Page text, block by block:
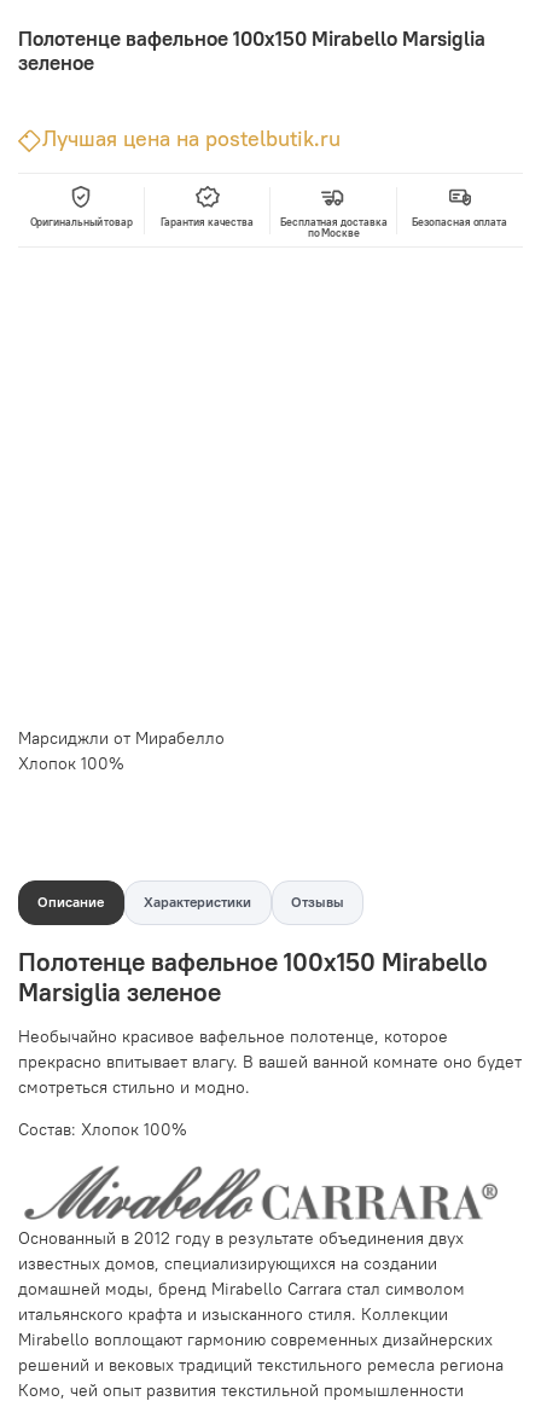
Полотенце вафельное 100х150 Mirabello Marsiglia
зеленое
Лучшая цена на postelbutik.ru
Оригинальный товар Гарантия качества
Бесплатная доставка
по Москве
Безопасная оплата
Марсиджли от Мирабелло
Хлопок 100%
Описание Характеристики Отзывы
Полотенце вафельное 100х150 Mirabello
Marsiglia зеленое
Необычайно красивое вафельное полотенце, которое
прекрасно впитывает влагу. В вашей ванной комнате оно будет
смотреться стильно и модно.
Состав: Хлопок 100%
Основанный в 2012 году в результате объединения двух
известных домов, специализирующихся на создании
домашней моды, бренд Mirabello Carrara стал символом
итальянского крафта и изысканного стиля. Коллекции
Mirabello воплощают гармонию современных дизайнерских
решений и вековых традиций текстильного ремесла региона
Комо, чей опыт развития текстильной промышленности